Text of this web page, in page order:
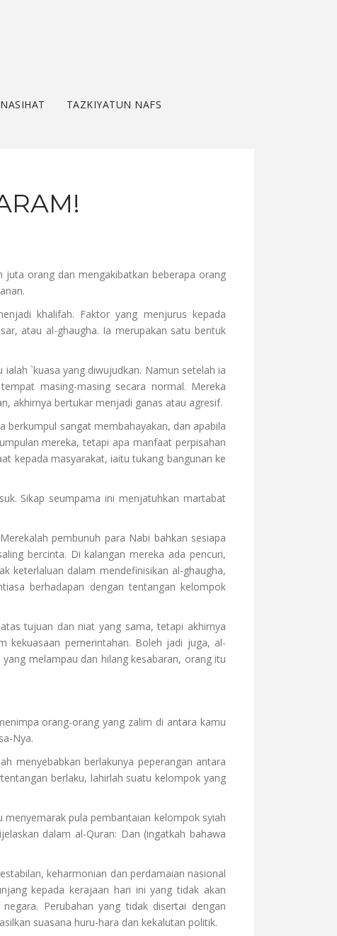
NASIHAT TAZKIYATUN NAFS
juta orang dan mengakibatkan beberapa orang
khalifah. Faktor yang menjurus kepada
atau al-ghaugha. Ia merupakan satu bentuk
`kuasa yang diwujudkan. Namun setelah ia
masing-masing secara normal. Mereka
akhirnya bertukar menjadi ganas atau agresif.
berkumpul sangat membahayakan, dan apabila
mereka, tetapi apa manfaat perpisahan
kepada masyarakat, iaitu tukang bangunan ke
Sikap seumpama ini menjatuhkan martabat
pembunuh para Nabi bahkan sesiapa
bercinta. Di kalangan mereka ada pencuri,
keterlaluan dalam mendefinisikan al-ghaugha,
berhadapan dengan tentangan kelompok
tujuan dan niat yang sama, tetapi akhirnya
kekuasaan pemerintahan. Boleh jadi juga, al-
melampau dan hilang kesabaran, orang itu
orang-orang yang zalim di antara kamu
Nya.
menyebabkan berlakunya peperangan antara
berlaku, lahirlah suatu kelompok yang
pula pembantaian kelompok syiah
dalam al-Quran: Dan (ingatkah bahawa
keharmonian dan perdamaian nasional
kepada kerajaan hari ini yang tidak akan
Perubahan yang tidak disertai dengan
suasana huru-hara dan kekalutan politik.